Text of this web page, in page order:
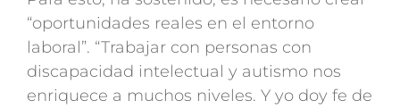
“oportunidades reales en el entorno
laboral”. “Trabajar con personas con
discapacidad intelectual y autismo nos
enriquece a muchos niveles. Y yo doy fe de